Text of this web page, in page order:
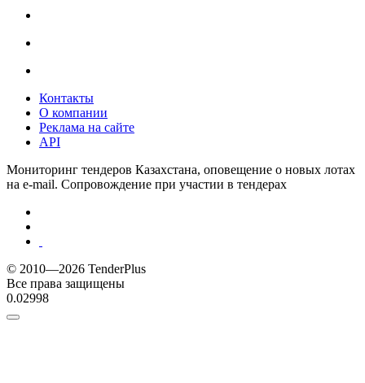
Контакты
О компании
Реклама на сайте
API
Мониторинг тендеров Казахстана, оповещение о новых лотах
на e-mail. Сопровождение при участии в тендерах
© 2010—2026 TenderPlus
Все права защищены
0.02998